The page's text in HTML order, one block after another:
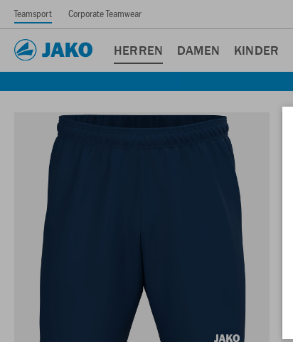
Teamsport Corporate Teamwear
HERREN DAMEN KINDER